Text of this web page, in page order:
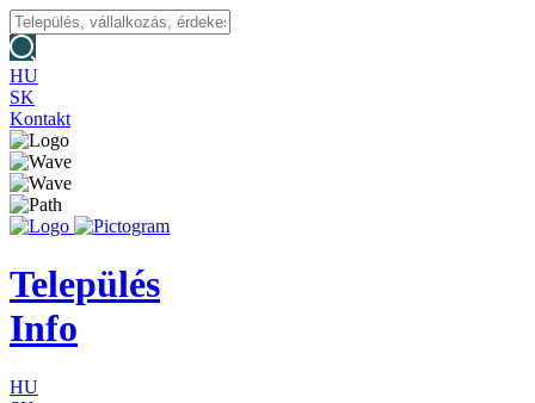
HU
SK
Kontakt
Település
Info
HU